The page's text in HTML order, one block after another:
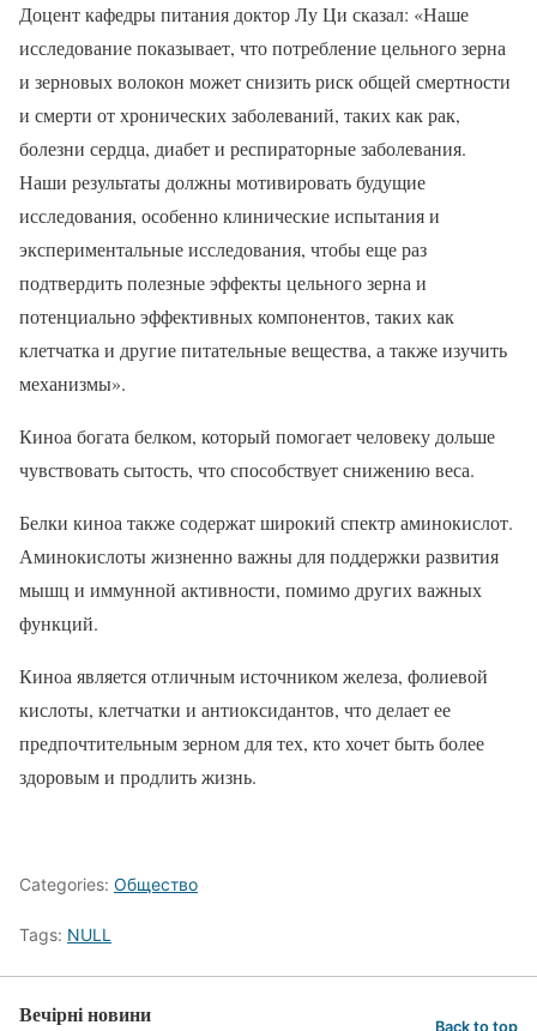
Доцент кафедры питания доктор Лу Ци сказал: «Наше
исследование показывает, что потребление цельного зерна
и зерновых волокон может снизить риск общей смертности
и смерти от хронических заболеваний, таких как рак,
болезни сердца, диабет и респираторные заболевания.
Наши результаты должны мотивировать будущие
исследования, особенно клинические испытания и
экспериментальные исследования, чтобы еще раз
подтвердить полезные эффекты цельного зерна и
потенциально эффективных компонентов, таких как
клетчатка и другие питательные вещества, а также изучить
механизмы».
Киноа богата белком, который помогает человеку дольше
чувствовать сытость, что способствует снижению веса.
Белки киноа также содержат широкий спектр аминокислот.
Аминокислоты жизненно важны для поддержки развития
мышц и иммунной активности, помимо других важных
функций.
Киноа является отличным источником железа, фолиевой
кислоты, клетчатки и антиоксидантов, что делает ее
предпочтительным зерном для тех, кто хочет быть более
здоровым и продлить жизнь.
Categories: Общество
Tags: NULL
Вечірні новини Back to top